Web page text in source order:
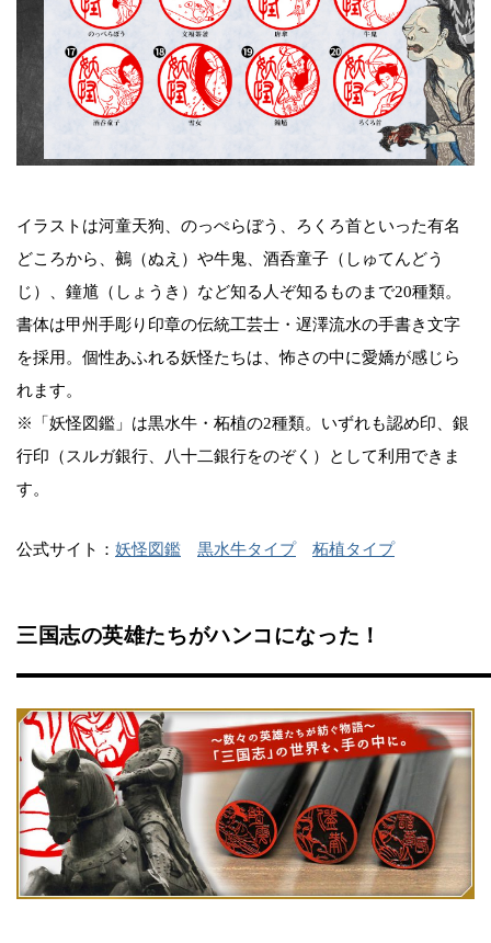
イラストは河童天狗、のっぺらぼう、ろくろ首といった有名
どころから、鵺（ぬえ）や牛鬼、酒呑童子（しゅてんどう
じ）、鐘馗（しょうき）など知る人ぞ知るものまで20種類。
書体は甲州手彫り印章の伝統工芸士・遅澤流水の手書き文字
を採用。個性あふれる妖怪たちは、怖さの中に愛嬌が感じら
れます。
※「妖怪図鑑」は黒水牛・柘植の2種類。いずれも認め印、銀
行印（スルガ銀行、八十二銀行をのぞく）として利用できま
す。
公式サイト： 妖怪図鑑 黒水牛タイプ 柘植タイプ
三国志の英雄たちがハンコになった！